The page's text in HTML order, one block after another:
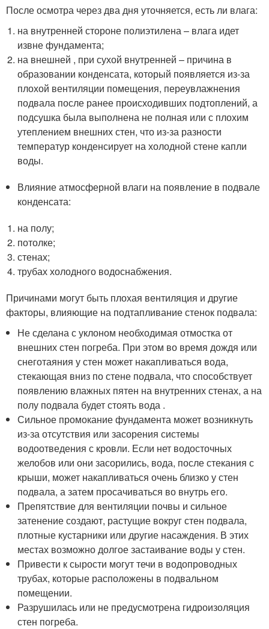
После осмотра через два дня уточняется, есть ли влага:
на внутренней стороне полиэтилена – влага идет
извне фундамента;
на внешней , при сухой внутренней – причина в
образовании конденсата, который появляется из-за
плохой вентиляции помещения, переувлажнения
подвала после ранее происходивших подтоплений, а
подсушка была выполнена не полная или с плохим
утеплением внешних стен, что из-за разности
температур конденсирует на холодной стене капли
воды.
Влияние атмосферной влаги на появление в подвале
конденсата:
на полу;
потолке;
стенах;
трубах холодного водоснабжения.
Причинами могут быть плохая вентиляция и другие
факторы, влияющие на подтапливание стенок подвала:
Не сделана с уклоном необходимая отмостка от
внешних стен погреба. При этом во время дождя или
снеготаяния у стен может накапливаться вода,
стекающая вниз по стене подвала, что способствует
появлению влажных пятен на внутренних стенах, а на
полу подвала будет стоять вода .
Сильное промокание фундамента может возникнуть
из-за отсутствия или засорения системы
водоотведения с кровли. Если нет водосточных
желобов или они засорились, вода, после стекания с
крыши, может накапливаться очень близко у стен
подвала, а затем просачиваться во внутрь его.
Препятствие для вентиляции почвы и сильное
затенение создают, растущие вокруг стен подвала,
плотные кустарники или другие насаждения. В этих
местах возможно долгое застаивание воды у стен.
Привести к сырости могут течи в водопроводных
трубах, которые расположены в подвальном
помещении.
Разрушилась или не предусмотрена гидроизоляция
стен погреба.